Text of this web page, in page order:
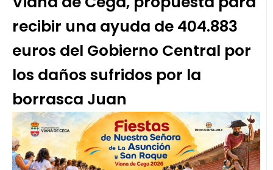
recibir una ayuda de 404.883
euros del Gobierno Central por
los daños sufridos por la
borrasca Juan